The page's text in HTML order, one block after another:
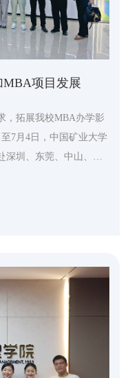
项目发展
拓展我校MBA办学影
7月4日，中国矿业大学
深圳、东莞、中山、珠
业大学 MBA 教育中心
，中国矿业大学MBA校